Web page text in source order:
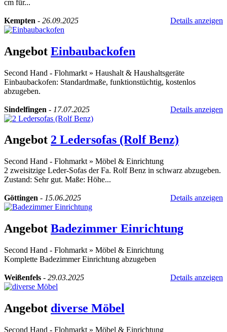
cm für...
Kempten - 26.09.2025 Details anzeigen
Angebot Einbaubackofen
Second Hand - Flohmarkt » Haushalt & Haushaltsgeräte
Einbaubackofen: Standardmaße, funktionstüchtig, kostenlos
abzugeben.
Sindelfingen - 17.07.2025 Details anzeigen
Angebot 2 Ledersofas (Rolf Benz)
Second Hand - Flohmarkt » Möbel & Einrichtung
2 zweisitzige Leder-Sofas der Fa. Rolf Benz in schwarz abzugeben.
Zustand: Sehr gut. Maße: Höhe...
Göttingen - 15.06.2025 Details anzeigen
Angebot Badezimmer Einrichtung
Second Hand - Flohmarkt » Möbel & Einrichtung
Komplette Badezimmer Einrichtung abzugeben
Weißenfels - 29.03.2025 Details anzeigen
Angebot diverse Möbel
Second Hand - Flohmarkt » Möbel & Einrichtung